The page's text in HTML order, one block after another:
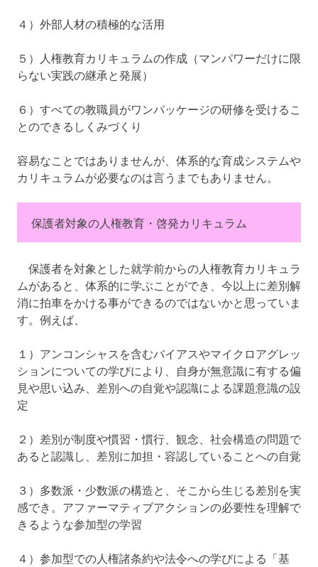
４）外部人材の積極的な活用
５）人権教育カリキュラムの作成（マンパワーだけに限
らない実践の継承と発展）
６）すべての教職員がワンパッケージの研修を受けるこ
とのできるしくみづくり
容易なことではありませんが、体系的な育成システムや
カリキュラムが必要なのは言うまでもありません。
保護者対象の人権教育・啓発カリキュラム
保護者を対象とした就学前からの人権教育カリキュラ
ムがあると、体系的に学ぶことができ、今以上に差別解
消に拍車をかける事ができるのではないかと思っていま
す。例えば、
１）アンコンシャスを含むバイアスやマイクロアグレッ
ションについての学びにより、自身が無意識に有する偏
見や思い込み、差別への自覚や認識による課題意識の設
定
２）差別が制度や慣習・慣行、観念、社会構造の問題で
あると認識し、差別に加担・容認していることへの自覚
３）多数派・少数派の構造と、そこから生じる差別を実
感でき。アファーマティブアクションの必要性を理解で
きるような参加型の学習
４）参加型での人権諸条約や法令への学びによる「基